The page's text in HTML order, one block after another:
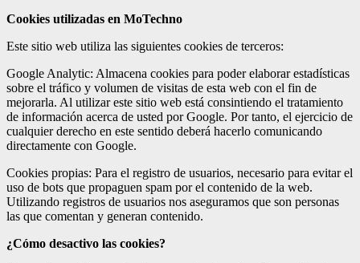
Cookies utilizadas en MoTechno
Este sitio web utiliza las siguientes cookies de terceros:
Google Analytic: Almacena cookies para poder elaborar estadísticas
sobre el tráfico y volumen de visitas de esta web con el fin de
mejorarla. Al utilizar este sitio web está consintiendo el tratamiento
de información acerca de usted por Google. Por tanto, el ejercicio de
cualquier derecho en este sentido deberá hacerlo comunicando
directamente con Google.
Cookies propias: Para el registro de usuarios, necesario para evitar el
uso de bots que propaguen spam por el contenido de la web.
Utilizando registros de usuarios nos aseguramos que son personas
las que comentan y generan contenido.
¿Cómo desactivo las cookies?